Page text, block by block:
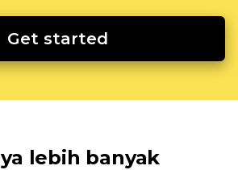
Get started
lebih banyak